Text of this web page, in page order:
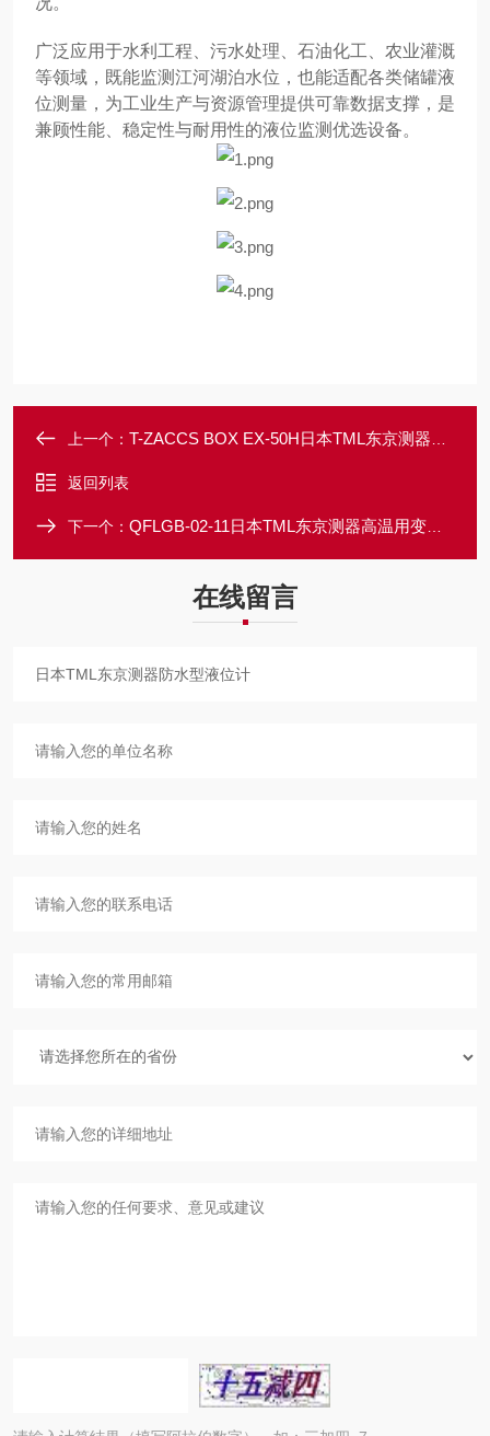
广泛应用于水利工程、污水处理、石油化工、农业灌溉
等领域，既能监测江河湖泊水位，也能适配各类储罐液
位测量，为工业生产与资源管理提供可靠数据支撑，是
兼顾性能、稳定性与耐用性的液位监测优选设备。
上一个： T-ZACCS BOX EX-50H日本TML东京测器测定盒
返回列表
下一个： QFLGB-02-11日本TML东京测器高温用变形测量仪应变计
在线留言